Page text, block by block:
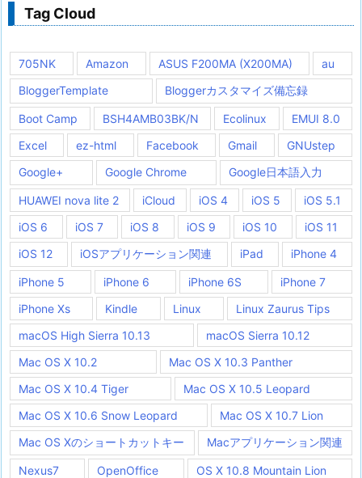
Tag Cloud
705NK Amazon ASUS F200MA (X200MA)
au
BloggerTemplate
Bloggerカスタマイズ備忘録
Boot Camp BSH4AMB03BK/N Ecolinux
EMUI 8.0
Excel
ez-html Facebook Gmail
GNUstep
Google+
Google Chrome Google日本語入力
HUAWEI nova lite 2 iCloud iOS 4 iOS 5
iOS 5.1
iOS 6
iOS 7 iOS 8 iOS 9 iOS 10
iOS 11
iOS 12
iOSアプリケーション関連 iPad iPhone 4
iPhone 5 iPhone 6 iPhone 6S
iPhone 7
iPhone Xs
Kindle Linux
Linux Zaurus Tips
macOS High Sierra 10.13
macOS Sierra 10.12
Mac OS X 10.2
Mac OS X 10.3 Panther
Mac OS X 10.4 Tiger
Mac OS X 10.5 Leopard
Mac OS X 10.6 Snow Leopard
Mac OS X 10.7 Lion
Mac OS Xのショートカットキー
Macアプリケーション関連
Nexus7 OpenOffice
OS X 10.8 Mountain Lion